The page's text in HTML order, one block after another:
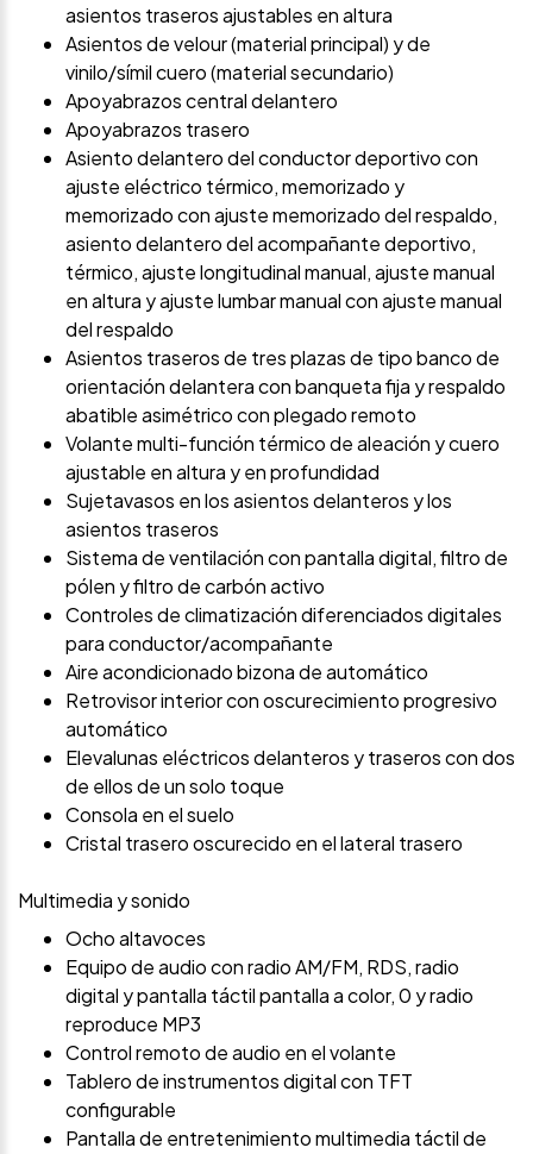
asientos traseros ajustables en altura
Asientos de velour (material principal) y de
vinilo/símil cuero (material secundario)
Apoyabrazos central delantero
Apoyabrazos trasero
Asiento delantero del conductor deportivo con
ajuste eléctrico térmico, memorizado y
memorizado con ajuste memorizado del respaldo,
asiento delantero del acompañante deportivo,
térmico, ajuste longitudinal manual, ajuste manual
en altura y ajuste lumbar manual con ajuste manual
del respaldo
Asientos traseros de tres plazas de tipo banco de
orientación delantera con banqueta fija y respaldo
abatible asimétrico con plegado remoto
Volante multi-función térmico de aleación y cuero
ajustable en altura y en profundidad
Sujetavasos en los asientos delanteros y los
asientos traseros
Sistema de ventilación con pantalla digital, filtro de
pólen y filtro de carbón activo
Controles de climatización diferenciados digitales
para conductor/acompañante
Aire acondicionado bizona de automático
Retrovisor interior con oscurecimiento progresivo
automático
Elevalunas eléctricos delanteros y traseros con dos
de ellos de un solo toque
Consola en el suelo
Cristal trasero oscurecido en el lateral trasero
Multimedia y sonido
Ocho altavoces
Equipo de audio con radio AM/FM, RDS, radio
digital y pantalla táctil pantalla a color, 0 y radio
reproduce MP3
Control remoto de audio en el volante
Tablero de instrumentos digital con TFT
configurable
Pantalla de entretenimiento multimedia táctil de